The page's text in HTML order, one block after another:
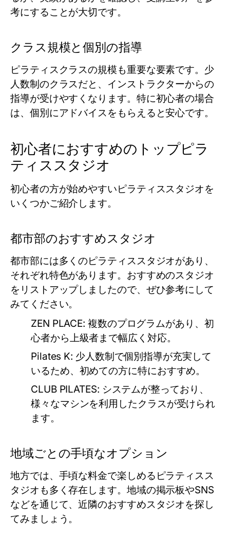
考にすることが大切です。
クラス規模と個別の指導
ピラティスクラスの規模も重要な要素です。少
人数制のクラスだと、インストラクターからの
指導が受けやすくなります。特に初心者の場合
は、個別にアドバイスをもらえると安心です。
初心者におすすめのトップピラ
ティススタジオ
初心者の方が始めやすいピラティススタジオを
いくつかご紹介します。
都市部のおすすめスタジオ
都市部には多くのピラティススタジオがあり、
それぞれ特色があります。おすすめのスタジオ
をリストアップしましたので、ぜひ参考にして
みてください。
ZEN PLACE: 複数のプログラムがあり、初
心者から上級者まで幅広く対応。
Pilates K: 少人数制で個別指導が充実して
いるため、初めての方に特におすすめ。
CLUB PILATES: システムが整っており、
様々なマシンを利用したクラスが受けられ
ます。
地域ごとの手頃なオプション
地方では、手頃な料金で楽しめるピラティスス
タジオも多く存在します。地域の掲示板やSNS
などを通じて、近隣のおすすめスタジオを探し
てみましょう。